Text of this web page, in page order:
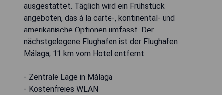
ausgestattet. Täglich wird ein Frühstück
angeboten, das à la carte-, kontinental- und
amerikanische Optionen umfasst. Der
nächstgelegene Flughafen ist der Flughafen
Málaga, 11 km vom Hotel entfernt.
- Zentrale Lage in Málaga
- Kostenfreies WLAN